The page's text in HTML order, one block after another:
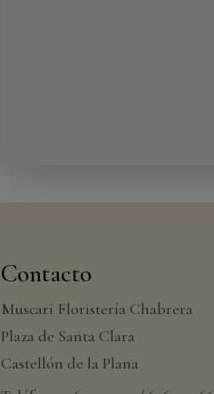
Contacto
Muscari Floristería Chabrera
Plaza de Santa Clara
Castellón de la Plana